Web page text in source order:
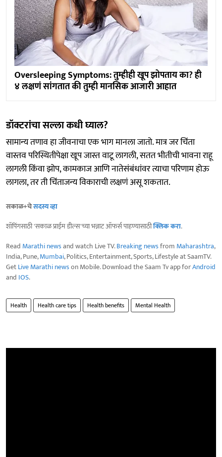
Oversleeping Symptoms: तुम्हीही खूप झोपताय का? ही
४ लक्षणं सांगतात की तुम्ही मानसिक आजारी आहात
डॉक्टरांचा सल्ला कधी घ्याल?
सामान्य तणाव हा जीवनाचा एक भाग मानला जातो. मात्र जर चिंता
वास्तव परिस्थितीपेक्षा खूप जास्त वाटू लागली, सतत भीतीची भावना राहू
लागली किंवा झोप, कामकाज आणि नातेसंबंधांवर त्याचा परिणाम होऊ
लागला, तर ती चिंताजन्य विकाराची लक्षणं असू शकतात.
सकाळ+चेसदस्य व्हा
शॉपिंगसाठी 'सकाळ प्राईम डील्स'च्या भन्नाट ऑफर्स पाहण्यासाठीक्लिक करा.
Read Marathi newsand watch Live TV.Breaking newsfrom Maharashtra,
India, Pune,Mumbai, Politics, Entertainment, Sports, Lifestyle at SaamTV.
GetLive Marathi newson Mobile. Download the Saam Tv app forAndroid
and IOS.
Health Health care tips Health benefits Mental Health